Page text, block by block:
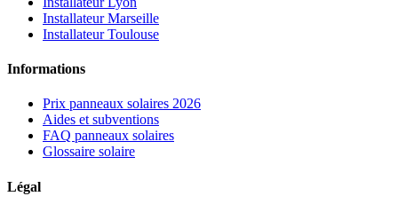
Installateur Marseille
Installateur Toulouse
Informations
Prix panneaux solaires 2026
Aides et subventions
FAQ panneaux solaires
Glossaire solaire
Légal